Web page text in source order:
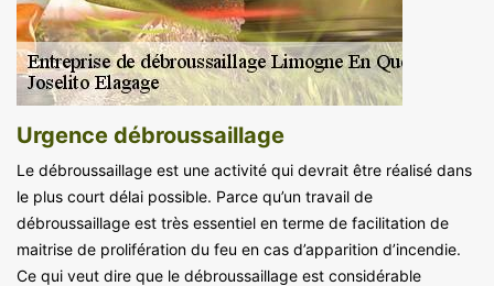
Urgence débroussaillage
Le débroussaillage est une activité qui devrait être réalisé dans
le plus court délai possible. Parce qu’un travail de
débroussaillage est très essentiel en terme de facilitation de
maitrise de prolifération du feu en cas d’apparition d’incendie.
Ce qui veut dire que le débroussaillage est considérable